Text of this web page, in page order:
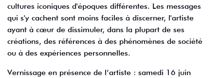
cultures iconiques d'époques différentes. Les messages
qui s'y cachent sont moins faciles à discerner, l'artiste
ayant à cœur de dissimuler, dans la plupart de ses
créations, des références à des phénomènes de société
ou à des expériences personnelles.
Vernissage en présence de l’artiste : samedi 16 juin